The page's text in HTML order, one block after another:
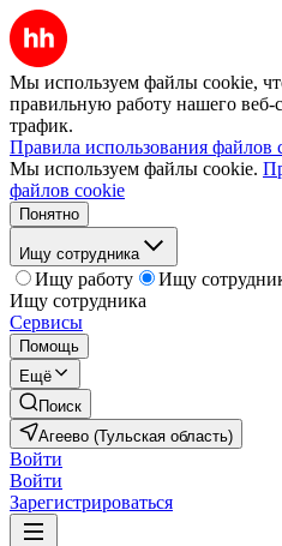
Мы используем файлы cookie,
правильную работу нашего веб-
трафик.
Правила использования файлов
Мы используем файлы cookie.
файлов cookie
Понятно
Ищу сотрудника
Ищу работу
Ищу
Ищу сотрудника
Сервисы
Помощь
Ещё
Поиск
Агеево (Тульская область)
Войти
Войти
Зарегистрироваться